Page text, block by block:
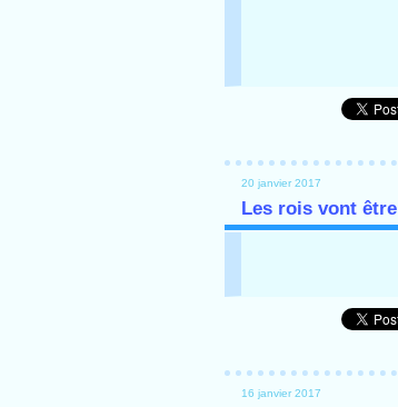
20 janvier 2017
Les rois vont
16 janvier 2017